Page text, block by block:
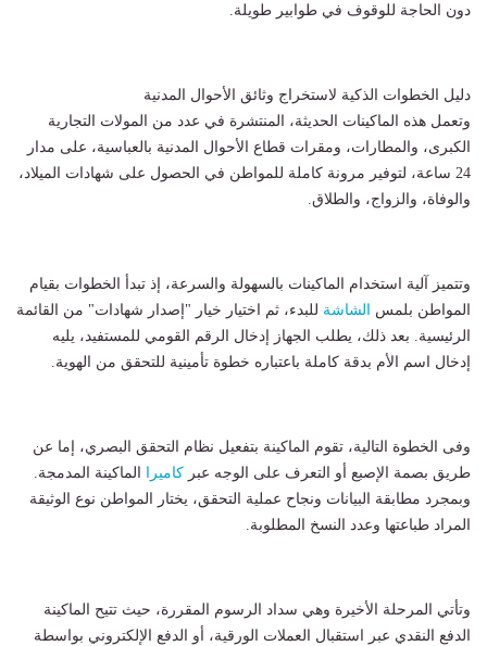
دون الحاجة للوقوف في طوابير طويلة.
دليل الخطوات الذكية لاستخراج وثائق الأحوال المدنية
وتعمل هذه الماكينات الحديثة، المنتشرة في عدد من المولات التجارية
الكبرى، والمطارات، ومقرات قطاع الأحوال المدنية بالعباسية، على مدار
24 ساعة، لتوفير مرونة كاملة للمواطن في الحصول على شهادات الميلاد،
والوفاة، والزواج، والطلاق.
وتتميز آلية استخدام الماكينات بالسهولة والسرعة، إذ تبدأ الخطوات بقيام
المواطن بلمس
الشاشة للبدء، ثم اختيار خيار "إصدار شهادات" من القائمة
الرئيسية. بعد ذلك، يطلب الجهاز إدخال الرقم القومي للمستفيد، يليه
إدخال اسم الأم بدقة كاملة باعتباره خطوة تأمينية للتحقق من الهوية.
وفى الخطوة التالية، تقوم الماكينة بتفعيل نظام التحقق البصري، إما عن
طريق بصمة الإصبع أو التعرف على الوجه عبر كاميرا
الماكينة المدمجة.
وبمجرد مطابقة البيانات ونجاح عملية التحقق، يختار المواطن نوع الوثيقة
المراد طباعتها وعدد النسخ المطلوبة.
وتأتي المرحلة الأخيرة وهي سداد الرسوم المقررة، حيث تتيح الماكينة
الدفع النقدي عبر استقبال العملات الورقية، أو الدفع الإلكتروني بواسطة